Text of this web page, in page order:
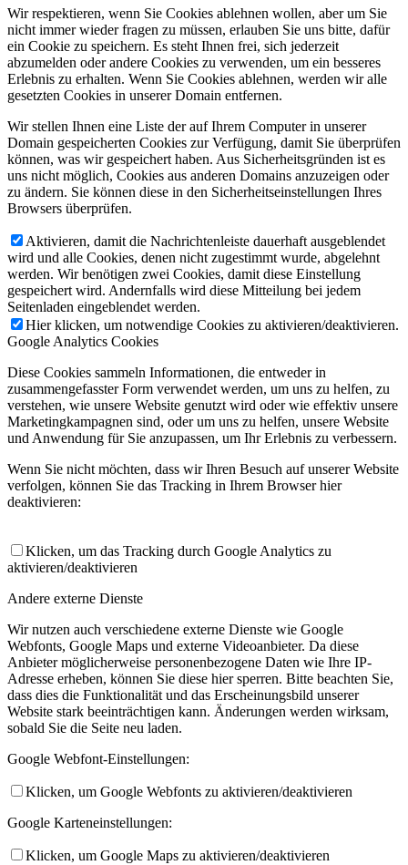
Wir respektieren, wenn Sie Cookies ablehnen wollen, aber um Sie
nicht immer wieder fragen zu müssen, erlauben Sie uns bitte, dafür
ein Cookie zu speichern. Es steht Ihnen frei, sich jederzeit
abzumelden oder andere Cookies zu verwenden, um ein besseres
Erlebnis zu erhalten. Wenn Sie Cookies ablehnen, werden wir alle
gesetzten Cookies in unserer Domain entfernen.
Wir stellen Ihnen eine Liste der auf Ihrem Computer in unserer
Domain gespeicherten Cookies zur Verfügung, damit Sie überprüfen
können, was wir gespeichert haben. Aus Sicherheitsgründen ist es
uns nicht möglich, Cookies aus anderen Domains anzuzeigen oder
zu ändern. Sie können diese in den Sicherheitseinstellungen Ihres
Browsers überprüfen.
Aktivieren, damit die Nachrichtenleiste dauerhaft ausgeblendet
wird und alle Cookies, denen nicht zugestimmt wurde, abgelehnt
werden. Wir benötigen zwei Cookies, damit diese Einstellung
gespeichert wird. Andernfalls wird diese Mitteilung bei jedem
Seitenladen eingeblendet werden.
Hier klicken, um notwendige Cookies zu aktivieren/deaktivieren.
Google Analytics Cookies
Diese Cookies sammeln Informationen, die entweder in
zusammengefasster Form verwendet werden, um uns zu helfen, zu
verstehen, wie unsere Website genutzt wird oder wie effektiv unsere
Marketingkampagnen sind, oder um uns zu helfen, unsere Website
und Anwendung für Sie anzupassen, um Ihr Erlebnis zu verbessern.
Wenn Sie nicht möchten, dass wir Ihren Besuch auf unserer Website
verfolgen, können Sie das Tracking in Ihrem Browser hier
deaktivieren:
Klicken, um das Tracking durch Google Analytics zu
aktivieren/deaktivieren
Andere externe Dienste
Wir nutzen auch verschiedene externe Dienste wie Google
Webfonts, Google Maps und externe Videoanbieter. Da diese
Anbieter möglicherweise personenbezogene Daten wie Ihre IP-
Adresse erheben, können Sie diese hier sperren. Bitte beachten Sie,
dass dies die Funktionalität und das Erscheinungsbild unserer
Website stark beeinträchtigen kann. Änderungen werden wirksam,
sobald Sie die Seite neu laden.
Google Webfont-Einstellungen:
Klicken, um Google Webfonts zu aktivieren/deaktivieren
Google Karteneinstellungen:
Klicken, um Google Maps zu aktivieren/deaktivieren